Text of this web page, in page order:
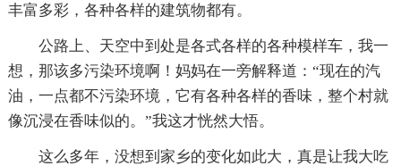
丰富多彩，各种各样的建筑物都有。
公路上、天空中到处是各式各样的各种模样车，我一
想，那该多污染环境啊！妈妈在一旁解释道：“现在的汽
油，一点都不污染环境，它有各种各样的香味，整个村就
像沉浸在香味似的。”我这才恍然大悟。
这么多年，没想到家乡的变化如此大，真是让我大吃